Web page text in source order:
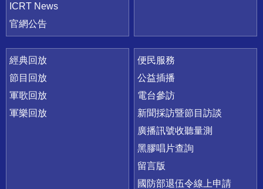
ICRT News
官網公告
經典回放
節目回放
軍歌回放
軍樂回放
便民服務
公益插播
電台參訪
新聞採訪暨節目訪談
廣播訊號收聽量測
黑膠唱片查詢
留言版
國防部退伍令線上申請